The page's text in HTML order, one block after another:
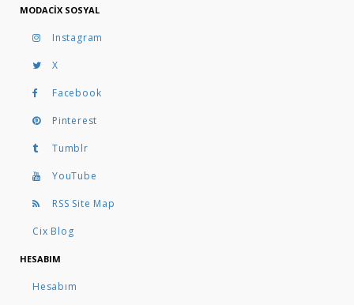
MODACIX SOSYAL
Instagram
X
Facebook
Pinterest
Tumblr
YouTube
RSS Site Map
Cix Blog
HESABIM
Hesabım